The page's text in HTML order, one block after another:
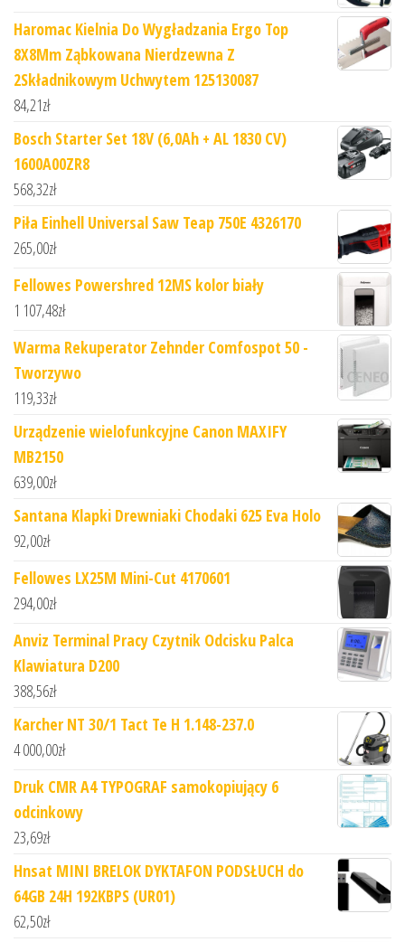
Haromac Kielnia Do Wygładzania Ergo Top
8X8Mm Ząbkowana Nierdzewna Z
2Składnikowym Uchwytem 125130087
84,21zł
Bosch Starter Set 18V (6,0Ah + AL 1830 CV)
1600A00ZR8
568,32zł
Piła Einhell Universal Saw Teap 750E 4326170
265,00zł
Fellowes Powershred 12MS kolor biały
1 107,48zł
Warma Rekuperator Zehnder Comfospot 50 -
Tworzywo
119,33zł
Urządzenie wielofunkcyjne Canon MAXIFY
MB2150
639,00zł
Santana Klapki Drewniaki Chodaki 625 Eva Holo
92,00zł
Fellowes LX25M Mini-Cut 4170601
294,00zł
Anviz Terminal Pracy Czytnik Odcisku Palca
Klawiatura D200
388,56zł
Karcher NT 30/1 Tact Te H 1.148-237.0
4 000,00zł
Druk CMR A4 TYPOGRAF samokopiujący 6
odcinkowy
23,69zł
Hnsat MINI BRELOK DYKTAFON PODSŁUCH do
64GB 24H 192KBPS (UR01)
62,50zł